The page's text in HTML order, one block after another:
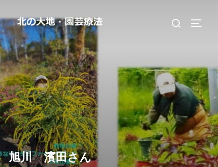
ン
テ
ン
ツ
へ
ス
キ
ッ
プ
検
旭川 濱田さん